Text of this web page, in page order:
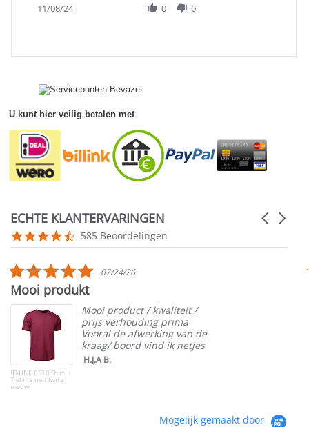
on
borstzakkie
on
2024
11/08/24 0 0
U kunt hier veilig betalen met
ECHTE KLANTERVARINGEN
Reviews
carousel
Carousel
4.5
star
585 Beoordelingen
5.0
star
07/24/26
Mooi produkt
ID-LINE 0510 Shirt |
T-shirts met korte
mouw
Mooi product / kwaliteit /
prijs verhouding prima
Vooral de afwerking van de
kraag/ boord vind ik netjes
H.J.A B.
Mogelijk gemaakt door